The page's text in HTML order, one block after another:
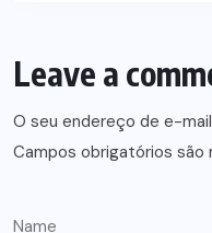
Leave a
O seu endereço de e-
Campos obrigatórios são